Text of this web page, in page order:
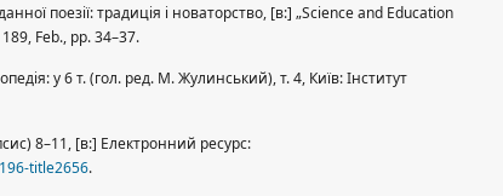
поезії: традиція і новаторство, [в:] „Science and Education
Feb., pp. 34–37.
у 6 т. (гол. ред. М. Жулинський), т. 4, Київ: Інститут
8–11, [в:] Електронний ресурс:
title2656.